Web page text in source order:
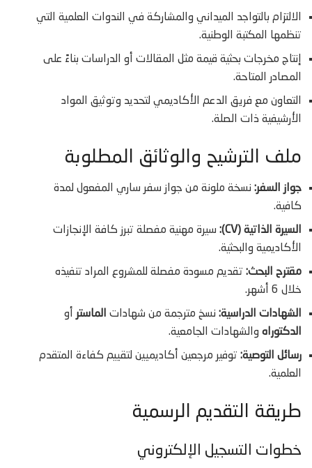
الالتزام بالتواجد الميداني والمشاركة في الندوات العلمية التي
تنظمها المكتبة الوطنية.
إنتاج مخرجات بحثية قيمة مثل المقالات أو الدراسات بناءً على
المصادر المتاحة.
التعاون مع فريق الدعم الأكاديمي لتحديد وتوثيق المواد
الأرشيفية ذات الصلة.
ملف الترشيح والوثائق المطلوبة
جواز السفر: نسخة ملونة من جواز سفر ساري المفعول لمدة
كافية.
السيرة الذاتية (CV):
سيرة مهنية مفصلة تبرز كافة الإنجازات
الأكاديمية والبحثية.
مقترح البحث: تقديم مسودة مفصلة للمشروع المراد تنفيذه
خلال 6 أشهر.
الشهادات الدراسية: نسخ مترجمة من شهادات الماستر أو
الدكتوراه والشهادات الجامعية.
رسائل التوصية: توفير مرجعين أكاديميين لتقييم كفاءة المتقدم
العلمية.
طريقة التقديم الرسمية
خطوات التسجيل الإلكتروني